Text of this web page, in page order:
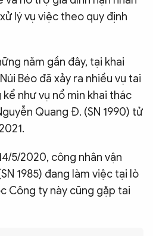
lý vụ việc theo quy định
năm gần đây, tại khai
Béo đã xảy ra nhiều vụ tai
như vụ nổ mìn khai thác
Quang Đ. (SN 1990) tử
5/2020, công nhân vận
1985) đang làm việc tại lò
Công ty này cũng gặp tai